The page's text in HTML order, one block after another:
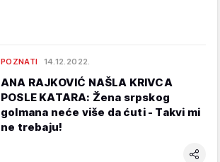
POZNATI 14.12.2022.
ANA RAJKOVIĆ NAŠLA KRIVCA
POSLE KATARA: Žena srpskog
golmana neće više da ćuti - Takvi mi
ne trebaju!